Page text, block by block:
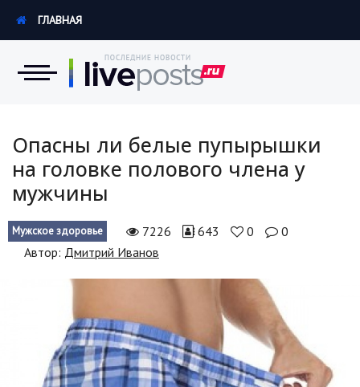
Экономика
Hi-Tech. Интернет
Наука и техника
Политика
Образование
ГЛАВНАЯ
Опасны ли белые пупырышки
на головке полового члена у
мужчины
Мужское здоровье 7226 643 0
0
Автор: Дмитрий Иванов